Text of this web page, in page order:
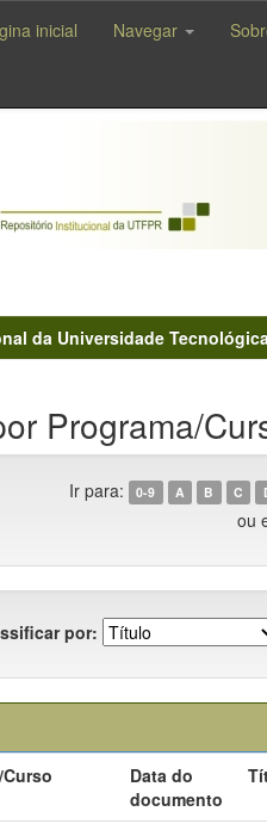
inicial Navegar
da Universidade
Programa/
Ir para: 0-9 A B C
ou
por:
Data do
documento